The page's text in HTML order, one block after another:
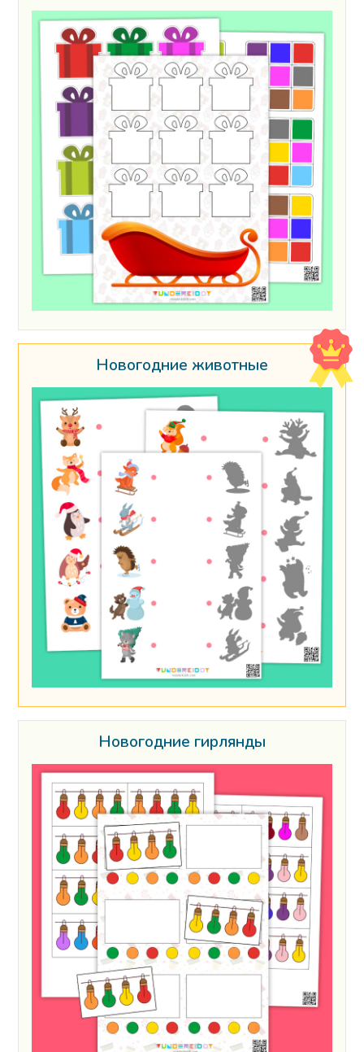
Новогодние животные
Новогодние гирлянды